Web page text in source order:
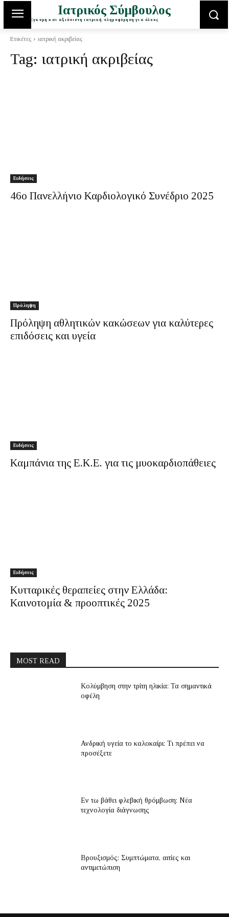
Ιατρικός Σύμβουλος
Έγκυρη και αξιόπιστη ιατρική πληροφόρηση για όλους
Ετικέτες ιατρική ακριβείας
Tag: ιατρική ακριβείας
Ειδήσεις
46ο Πανελλήνιο Καρδιολογικό Συνέδριο 2025
Πρόληψη
Πρόληψη αθλητικών κακώσεων για καλύτερες
επιδόσεις και υγεία
Ειδήσεις
Καμπάνια της Ε.Κ.Ε. για τις μυοκαρδιοπάθειες
Ειδήσεις
Κυτταρικές θεραπείες στην Ελλάδα:
Καινοτομία & προοπτικές 2025
MOST READ
Κολύμβηση στην τρίτη ηλικία: Τα σημαντικά
οφέλη
Ανδρική υγεία το καλοκαίρι: Τι πρέπει να
προσέξετε
Εν τω βάθει φλεβική θρόμβωση: Νέα
τεχνολογία διάγνωσης
Βρουξισμός: Συμπτώματα, αιτίες και
αντιμετώπιση